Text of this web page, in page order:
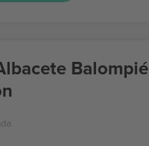
Balompié